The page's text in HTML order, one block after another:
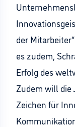
der
es zudem,
Erfolg des
Zudem will die
Zeichen für